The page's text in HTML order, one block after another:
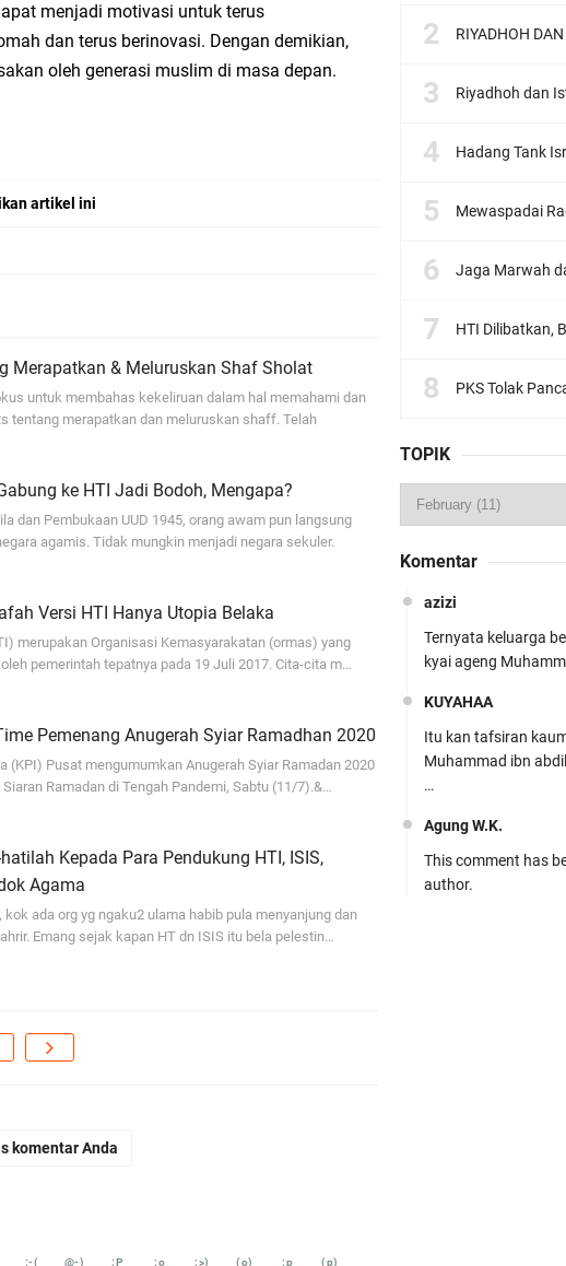
menjadi motivasi untuk terus
dan terus berinovasi. Dengan demikian,
oleh generasi muslim di masa depan.
artikel ini
Merapatkan & Meluruskan Shaf Sholat
untuk membahas kekeliruan dalam hal memahami dan
tentang merapatkan dan meluruskan shaff. Telah
ke HTI Jadi Bodoh, Mengapa?
dan Pembukaan UUD 1945, orang awam pun langsung
agamis. Tidak mungkin menjadi negara sekuler.
Versi HTI Hanya Utopia Belaka
merupakan Organisasi Kemasyarakatan (ormas) yang
pemerintah tepatnya pada 19 Juli 2017. Cita-cita m…
Pemenang Anugerah Syiar Ramadhan 2020
(KPI) Pusat mengumumkan Anugerah Syiar Ramadan 2020
Ramadan di Tengah Pandemi, Sabtu (11/7).&…
Kepada Para Pendukung HTI, ISIS,
Agama
kok ada org yg ngaku2 ulama habib pula menyanjung dan
Emang sejak kapan HT dn ISIS itu bela pelestin…
komentar Anda
;-( @-) :P :o :>) (o) :p (p)
RIYADHOH DAN ISTIGHOTSAH MWC NU
Riyadhoh dan Istighotsah MWC NU Lowokwaru:
Hadang Tank Israel, Nyali
Mewaspadai
Jaga Marwah dan Kepercayaan Publik,
HTI Dilibatkan, Banser
PKS Tolak Pancasila Sebagai
TOPIK
Komentar
azizi
Ternyata keluarga
kyai ageng
KUYAHAA
Itu kan tafsiran
Muhammad ibn
…
Agung W.K.
This comment has
author.